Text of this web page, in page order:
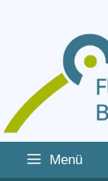
Zum
Inhalt
springen Menü